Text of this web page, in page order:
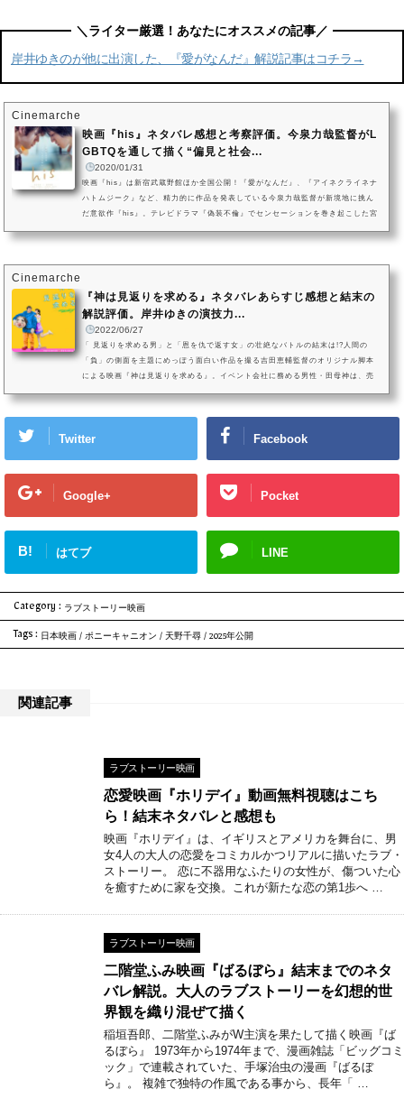
岸井ゆきのが他に出演した、『愛がなんだ』解説記事はコチラ→
Cinemarche
映画『his』ネタバレ感想と考察評価。今泉力哉監督がL
GBTQを通して描く“偏見と社会...
2020/01/31
映画『his』は新宿武蔵野館ほか全国公開！『愛がなんだ』、『アイネクライネナ
ハトムジーク』など、精力的に作品を発表している今泉力哉監督が新境地に挑ん
だ意欲作『his』。テレビドラマ『偽装不倫』でセンセーションを巻き起こした宮
Cinemarche
『神は見返りを求める』ネタバレあらすじ感想と結末の
解説評価。岸井ゆきの演技力...
2022/06/27
「 見返りを求める男」と「恩を仇で返す女」の壮絶なバトルの結末は!?人間の
「負」の側面を主題にめっぽう面白い作品を撮る吉田恵輔監督のオリジナル脚本
による映画『神は見返りを求める』。イベント会社に務める男性・田母神は、売
きます。話題作の出演が続くムロツヨシが主人公の田母神を演じ、YouTu...
Twitter Facebook
Google+ Pocket
B! はてブ LINE
Category : ラブストーリー映画
Tags : 日本映画 / ポニーキャニオン / 天野千尋 / 2025年公開
関連記事
ラブストーリー映画
恋愛映画『ホリデイ』動画無料視聴はこち
ら！結末ネタバレと感想も
映画『ホリデイ』は、イギリスとアメリカを舞台に、男
女4人の大人の恋愛をコミカルかつリアルに描いたラブ・
ストーリー。 恋に不器用なふたりの女性が、傷ついた心
を癒すために家を交換。これが新たな恋の第1歩へ …
ラブストーリー映画
二階堂ふみ映画『ばるぼら』結末までのネタ
バレ解説。大人のラブストーリーを幻想的世
界観を織り混ぜて描く
稲垣吾郎、二階堂ふみがW主演を果たして描く映画『ば
るぼら』 1973年から1974年まで、漫画雑誌「ビッグコミ
ック」で連載されていた、手塚治虫の漫画『ばるぼ
ら』。 複雑で独特の作風である事から、長年「 …